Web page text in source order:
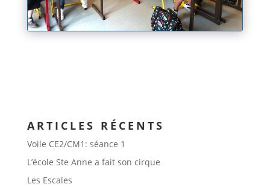
ARTICLES RÉCENTS
Voile CE2/CM1: séance 1
L’école Ste Anne a fait son cirque
Les Escales